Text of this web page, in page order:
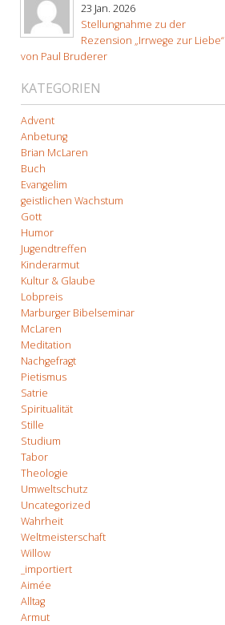
23 Jan. 2026
Stellungnahme zu der
Rezension „Irrwege zur Liebe“
von Paul Bruderer
KATEGORIEN
Advent
Anbetung
Brian McLaren
Buch
Evangelim
geistlichen Wachstum
Gott
Humor
Jugendtreffen
Kinderarmut
Kultur & Glaube
Lobpreis
Marburger Bibelseminar
McLaren
Meditation
Nachgefragt
Pietismus
Satrie
Spiritualität
Stille
Studium
Tabor
Theologie
Umweltschutz
Uncategorized
Wahrheit
Weltmeisterschaft
Willow
_importiert
Aimée
Alltag
Armut